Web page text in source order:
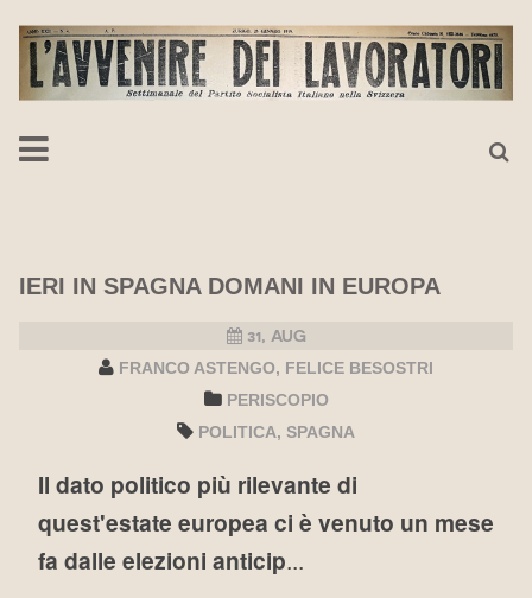
IERI IN SPAGNA DOMANI IN EUROPA
31, AUG
FRANCO ASTENGO
FELICE BESOSTRI
PERISCOPIO
POLITICA SPAGNA
Il dato politico più rilevante di
quest'estate europea ci è venuto un mese
fa dalle elezioni anticip...